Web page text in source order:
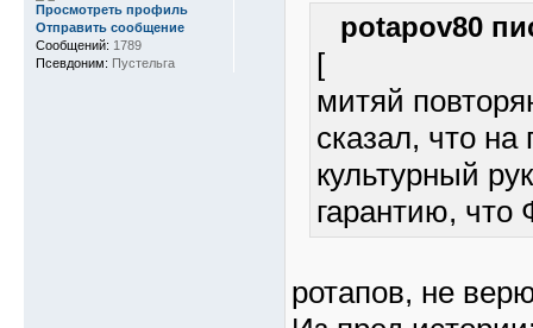
potapov80
[
митяй
сказал, что на
культурный
гарантию, что
ротапов, не
Просмотреть профиль
Отправить сообщение
Сообщений: 1789
Псевдоним: Пустельга